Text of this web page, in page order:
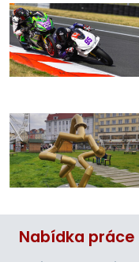
Nabídka práce